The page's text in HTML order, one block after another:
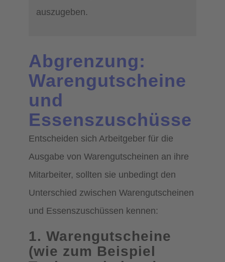
auszugeben.
Abgrenzung:
Warengutscheine
und
Essenszuschüsse
Entscheiden sich Arbeitgeber für die
Ausgabe von Warengutscheinen an ihre
Mitarbeiter, sollten sie unbedingt den
Unterschied zwischen Warengutscheinen
und Essenszuschüssen kennen:
1. Warengutscheine
(wie zum Beispiel